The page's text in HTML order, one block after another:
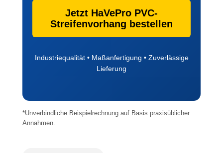
Jetzt HaVePro PVC-
Streifenvorhang bestellen
Industriequalität • Maßanfertigung • Zuverlässige
Lieferung
*Unverbindliche Beispielrechnung auf Basis praxisüblicher
Annahmen.